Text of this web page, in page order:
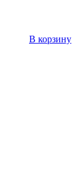
В корзину